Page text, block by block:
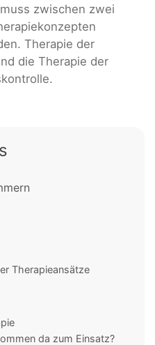
zwischen zwei
Therapie der
die Therapie der
Therapieansätze
da zum Einsatz?